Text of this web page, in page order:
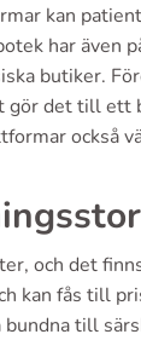
kan
har även
butiker.
det till
också
och det
kan fås till
till